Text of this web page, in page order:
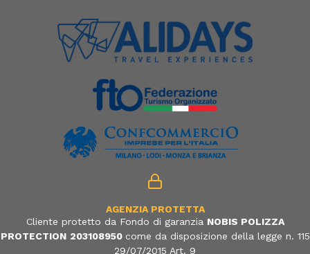
AGENZIA PROTETTA
Cliente protetto da Fondo di garanzia NOBIS POLIZZA
PROTECTION 203108950 come da disposizione della legge n. 115
29/07/2015 Art. 9